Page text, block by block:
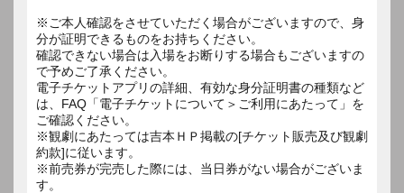
※ご本人確認をさせていただく場合がございますので、身
分が証明できるものをお持ちください。
確認できない場合は入場をお断りする場合もございますの
で予めご了承ください。
電子チケットアプリの詳細、有効な身分証明書の種類など
は、FAQ「電子チケットについて＞ご利用にあたって」を
ご確認ください。
※観劇にあたっては吉本ＨＰ掲載の[チケット販売及び観劇
約款]に従います。
※前売券が完売した際には、当日券がない場合がございま
す。